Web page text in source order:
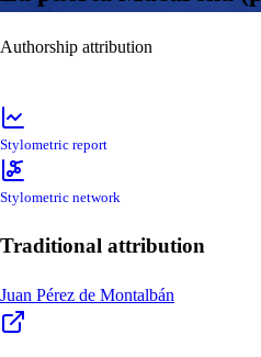
Authorship attribution
Stylometric report
Stylometric network
Traditional attribution
Juan Pérez de Montalbán